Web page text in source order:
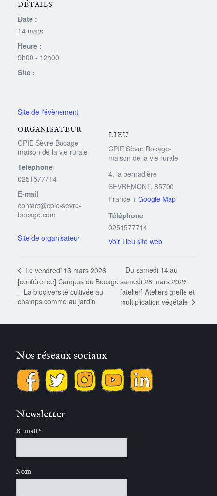
DÉTAILS
Date :
14 mars
Heure :
9h00 - 12h00
Site :
ORGANISATEUR
CPIE Sèvre Bocage-
maison de la vie rurale
Téléphone
0251577714
E-mail
contact@cpie-sevre-
bocage.com
LIEU
CPIE Sèvre Bocage-
maison de la vie rurale
4, la bernadière
SEVREMONT, 85700
France + Google Map
Téléphone
0251577714
Voir Lieu site web
Le vendredi 13 mars 2026
[conférence] Campus du Bocage
– La biodiversité cultivée au
champs comme au jardin
Du samedi 14 au
samedi 28 mars 2026
[atelier] Ateliers greffe et
multiplication végétale
Nos réseaux sociaux
Newsletter
E-mail*
Nom